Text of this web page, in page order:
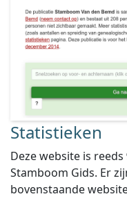
Statistieken
Deze website is reeds
Stamboom Gids. Er
bovenstaande